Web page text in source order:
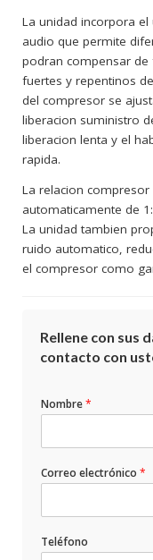
La unidad incorpora
audio que permite
podran compensar
fuertes y repentinos
del compresor se
liberacion suministro
liberacion lenta y el
rapida.
La relacion
automaticamente de
La unidad tambien
ruido automatico,
el compresor como
Rellene con sus
contacto con
Nombre*
Correo electrónico *
Teléfono